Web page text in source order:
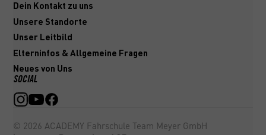
Dein Kontakt zu uns
Unsere Standorte
Unser Leitbild
Elterninfos & Allgemeine Fragen
Neues von Uns
SOCIAL
© 2026 ACADEMY Fahrschule Team Meyer GmbH